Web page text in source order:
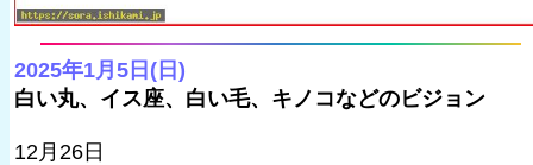
2025年1月5日(日)
白い丸、イス座、白い毛、キノコなどのビジョン
12月26日